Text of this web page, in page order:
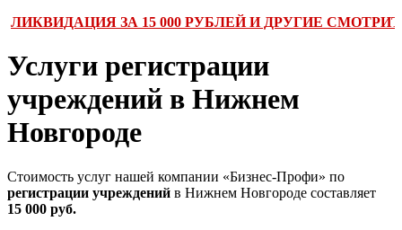
ЗА 15 000 РУБЛЕЙ И ДРУГИЕ СМОТРИТЕ
Услуги регистрации
учреждений в Нижнем
Новгороде
Стоимость услуг нашей компании «Бизнес-Профи» по
регистрации учреждений в Нижнем Новгороде составляет
15 000 руб.